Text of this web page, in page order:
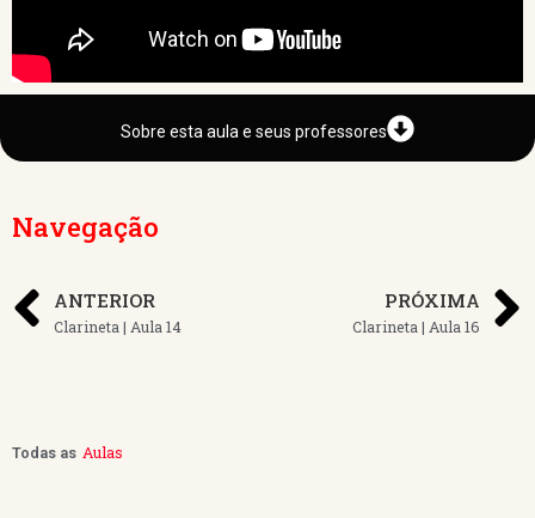
Sobre esta aula e seus professores
Navegação
ANTERIOR
Clarineta | Aula 14
PRÓXIMA
Clarineta | Aula 16
Todas as Aulas